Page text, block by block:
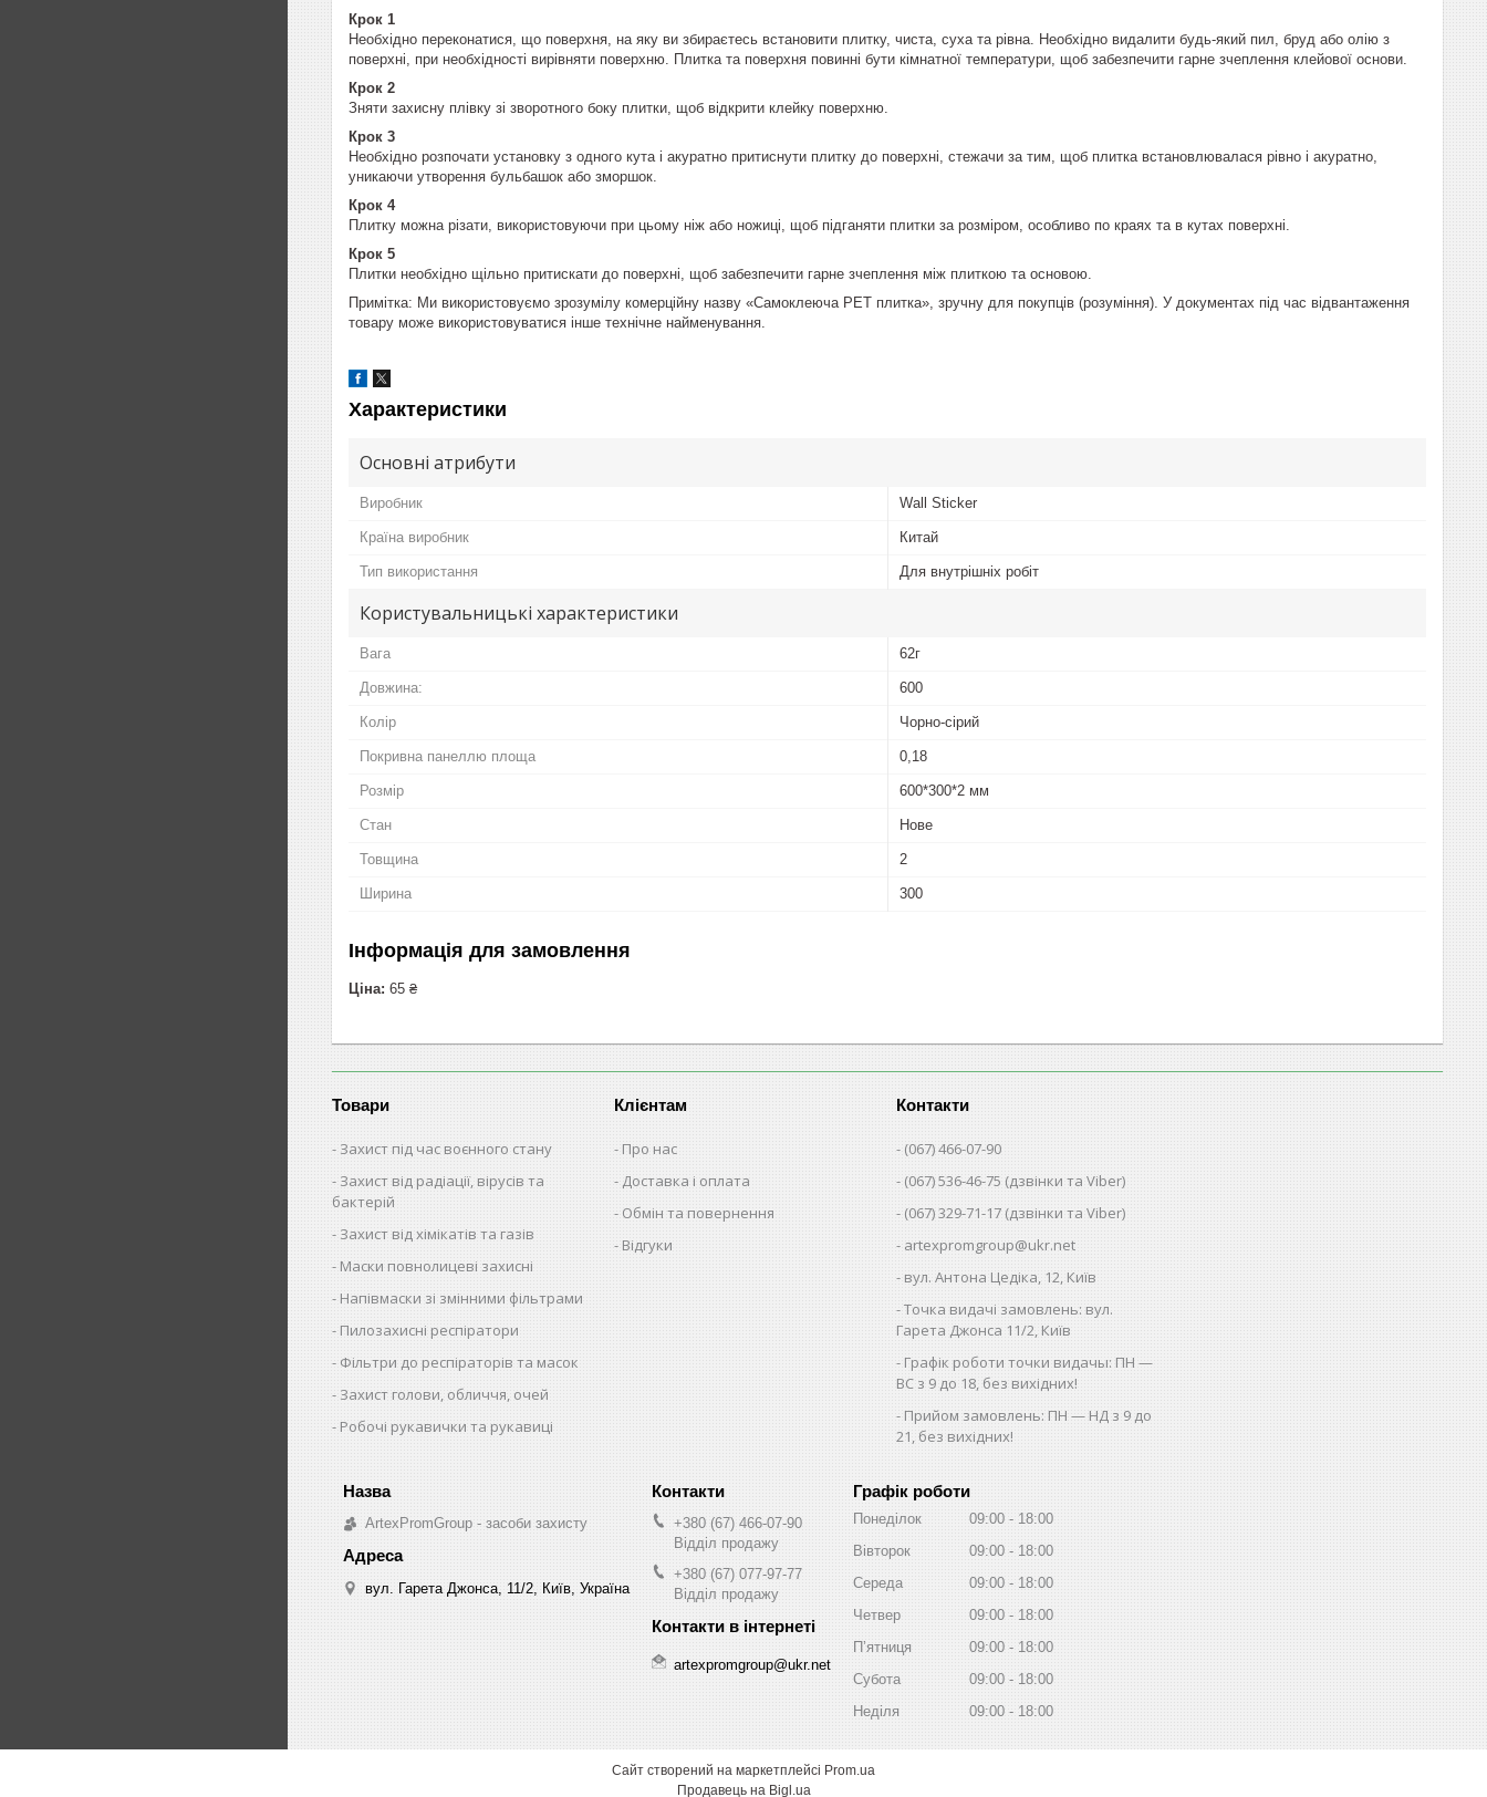
Крок 1
Необхідно переконатися, що поверхня, на яку ви збираєтесь встановити плитку, чиста, суха та рівна. Необхідно видалити будь-який пил, бруд або олію з
поверхні, при необхідності вирівняти поверхню. Плитка та поверхня повинні бути кімнатної температури, щоб забезпечити гарне зчеплення клейової основи.
Крок 2
Зняти захисну плівку зі зворотного боку плитки, щоб відкрити клейку поверхню.
Крок 3
Необхідно розпочати установку з одного кута і акуратно притиснути плитку до поверхні, стежачи за тим, щоб плитка встановлювалася рівно і акуратно,
уникаючи утворення бульбашок або зморшок.
Крок 4
Плитку можна різати, використовуючи при цьому ніж або ножиці, щоб підганяти плитки за розміром, особливо по краях та в кутах поверхні.
Крок 5
Плитки необхідно щільно притискати до поверхні, щоб забезпечити гарне зчеплення між плиткою та основою.
Примітка: Ми використовуємо зрозумілу комерційну назву «Самоклеюча PET плитка», зручну для покупців (розуміння). У документах під час відвантаження
товару може використовуватися інше технічне найменування.
Характеристики
Основні атрибути
Виробник Wall Sticker
Країна виробник Китай
Тип використання Для внутрішніх робіт
Користувальницькі характеристики
Вага 62г
Довжина: 600
Колір Чорно-сірий
Покривна панеллю площа 0,18
Розмір 600*300*2 мм
Стан Нове
Товщина 2
Ширина 300
Інформація для замовлення
Ціна: 65 ₴
Товари
Захист під час воєнного стану
Захист від радіації, вірусів та
бактерій
Захист від хімікатів та газів
Маски повнолицеві захисні
Напівмаски зі змінними фільтрами
Пилозахисні респіратори
Фільтри до респіраторів та масок
Захист голови, обличчя, очей
Робочі рукавички та рукавиці
Клієнтам
Про нас
Доставка і оплата
Обмін та повернення
Відгуки
Контакти
(067) 466-07-90
(067) 536-46-75 (дзвінки та Viber)
(067) 329-71-17 (дзвінки та Viber)
artexpromgroup@ukr.net
вул. Антона Цедіка, 12, Київ
Точка видачі замовлень: вул.
Гарета Джонса 11/2, Київ
Графік роботи точки видачы: ПН —
ВС з 9 до 18, без вихідних!
Прийом замовлень: ПН — НД з 9 до
21, без вихідних!
ArtexPromGroup - засоби захисту
вул. Гарета Джонса, 11/2, Київ, Україна
+380 (67) 466-07-90
Відділ продажу
+380 (67) 077-97-77
Відділ продажу
artexpromgroup@ukr.net
Графік роботи
Понеділок 09:00
18:00
Вівторок
09:00
18:00
Середа
09:00
18:00
Четвер
09:00
18:00
Пʼятниця
09:00
18:00
Субота
09:00
18:00
Неділя
09:00 18:00
Сайт створений на маркетплейсі Prom.ua
Продавець на Bigl.ua